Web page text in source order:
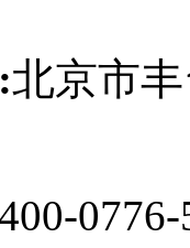
北京市
0776-